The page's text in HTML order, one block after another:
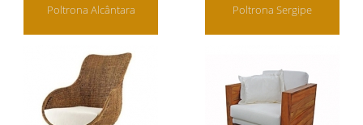
Poltrona Alcântara Poltrona Sergipe